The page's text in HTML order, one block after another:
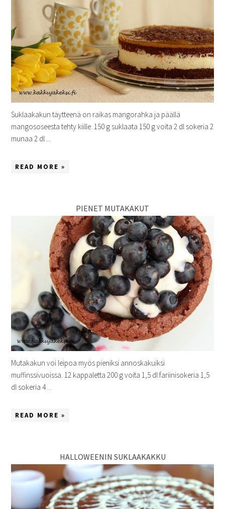
Suklaakakun täytteenä on raikas mangorahka ja päällä
mangososeesta tehty kiille. 150 g suklaata 150 g voita 2 dl sokeria 2
munaa 2 dl ...
READ MORE »
PIENET MUTAKAKUT
Mutakakun voi leipoa myös pieniksi annoskakuiksi
muffinssivuoissa. 12 kappaletta 200 g voita 1,5 dl fariinisokeria 1,5
dl sokeria 4 ...
READ MORE »
HALLOWEENIN SUKLAAKAKKU